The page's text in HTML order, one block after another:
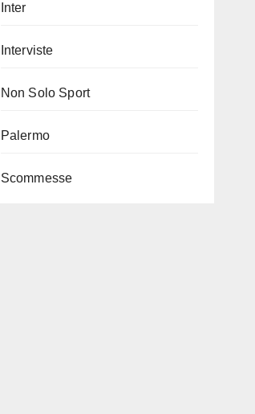
Inter
Interviste
Non Solo Sport
Palermo
Scommesse